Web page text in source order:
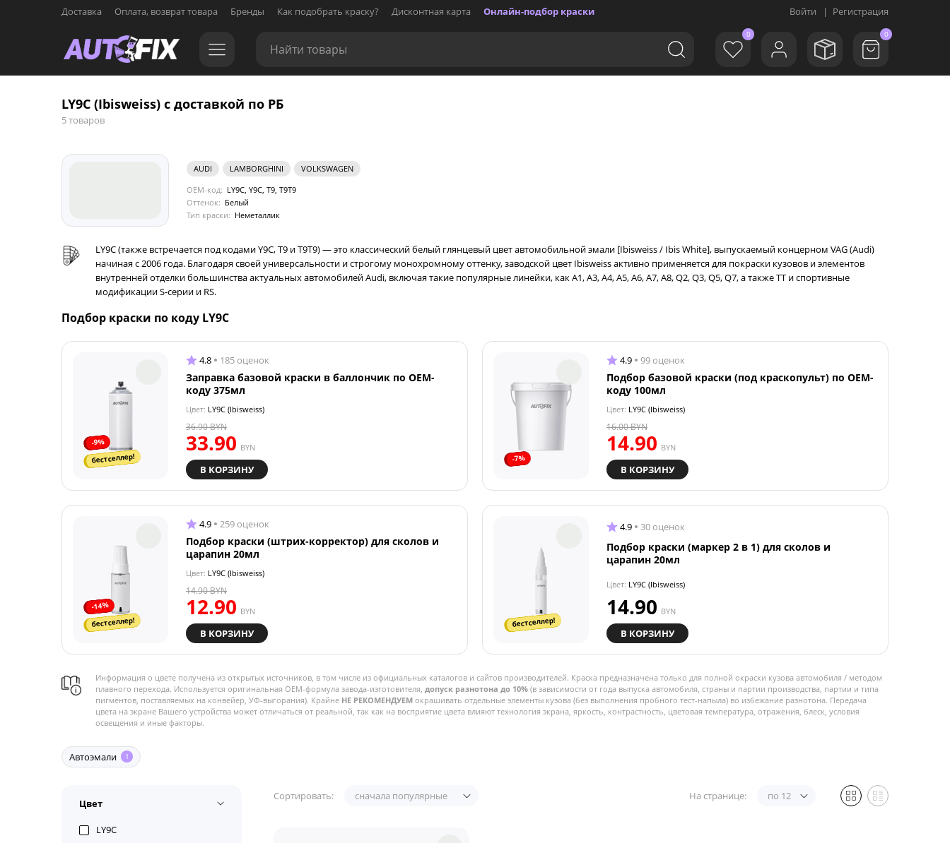
Доставка Оплата, возврат товара Бренды Как подобрать краску? Дисконтная карта Онлайн-подбор краски Войти | Регистрация
0 0
LY9C (Ibisweiss) с доставкой по РБ
5 товаров
AUDI LAMBORGHINI
VOLKSWAGEN
OEM-код: LY9C, Y9C, T9, T9T9
Оттенок: Белый
Тип краски: Неметаллик
LY9C (также встречается под кодами Y9C, T9 и T9T9) — это классический белый глянцевый цвет автомобильной эмали [Ibisweiss / Ibis White], выпускаемый концерном VAG (Audi)
начиная с 2006 года. Благодаря своей универсальности и строгому монохромному оттенку, заводской цвет Ibisweiss активно применяется для покраски кузовов и элементов
внутренней отделки большинства актуальных автомобилей Audi, включая такие популярные линейки, как A1, A3, A4, A5, A6, A7, A8, Q2, Q3, Q5, Q7, а также TT и спортивные
модификации S-серии и RS.
Подбор краски по коду LY9C
-9%
бестселлер!
4.8 185 оценок
Заправка базовой краски в баллончик по OEM-
коду 375мл
Цвет: LY9C (Ibisweiss)
33.90 BYN
36.90BYN
В КОРЗИНУ
-7%
4.9 99 оценок
Подбор базовой краски (под краскопульт) по OEM-
коду 100мл
Цвет: LY9C (Ibisweiss)
14.90 BYN
16.00BYN
В КОРЗИНУ
-14%
бестселлер!
4.9 259 оценок
Подбор краски (штрих-корректор) для сколов и
царапин 20мл
Цвет: LY9C (Ibisweiss)
12.90 BYN
14.90BYN
В КОРЗИНУ
бестселлер!
4.9 30 оценок
Подбор краски (маркер 2 в 1) для сколов и
царапин 20мл
Цвет: LY9C (Ibisweiss)
14.90 BYN
В КОРЗИНУ
Информация о цвете получена из открытых источников, в том числе из официальных каталогов и сайтов производителей. Краска предназначена только для полной окраски кузова автомобиля / методом
плавного перехода. Используется оригинальная OEM-формула завода-изготовителя, допуск разнотона до 10% (в зависимости от года выпуска автомобиля, страны и партии производства, партии и типа
пигментов, поставляемых на конвейер, УФ-выгорания). Крайне НЕ РЕКОМЕНДУЕМ окрашивать отдельные элементы кузова (без выполнения пробного тест-напыла) во избежание разнотона. Передача
цвета на экране Вашего устройства может отличаться от реальной, так как на восприятие цвета влияют технология экрана, яркость, контрастность, цветовая температура, отражения, блеск, условия
освещения и иные факторы.
Автоэмали 1
Цвет
LY9C
Сортировать: сначала популярные На странице: по 12